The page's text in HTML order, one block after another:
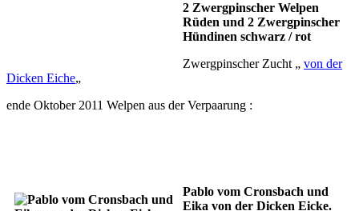
2 Zwergpinscher Welpen
Rüden und 2 Zwergpinscher
Hündinen schwarz / rot
Zwergpinscher Zucht „ von der
Dicken Eiche„
ende Oktober 2011 Welpen aus der Verpaarung :
Pablo vom Cronsbach und
Eika von der Dicken Eicke.